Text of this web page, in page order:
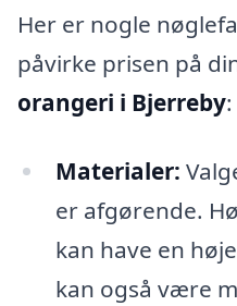
Her er nogle
påvirke prisen på
orangeri i Bjerreby:
Materialer:
er afgørende.
kan have en
kan også være